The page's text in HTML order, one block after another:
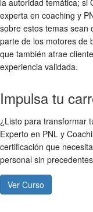
la autoridad temática; si
experta en coaching y
sobre estos temas sean
parte de los motores de
que también atrae
experiencia validada.
Impulsa tu
¿Listo para transformar
Experto en PNL y
certificación que
personal sin
Ver Curso